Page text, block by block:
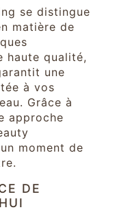
se distingue
matière de
haute qualité,
une
à vos
Grâce à
approche
moment de
DE